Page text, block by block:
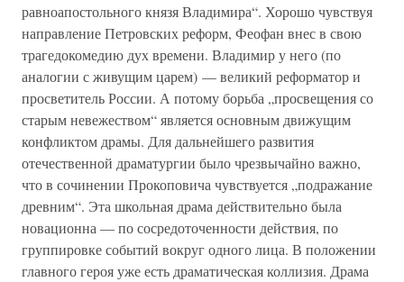
равноапостольного князя Владимира“. Хорошо чувствуя
направление Петровских реформ, Феофан внес в свою
трагедокомедию дух времени. Владимир у него (по
аналогии с живущим царем) — великий реформатор и
просветитель России. А потому борьба „просвещения со
старым невежеством“ является основным движущим
конфликтом драмы. Для дальнейшего развития
отечественной драматургии было чрезвычайно важно,
что в сочинении Прокоповича чувствуется „подражание
древним“. Эта школьная драма действительно была
новационна — по сосредоточенности действия, по
группировке событий вокруг одного лица. В положении
главного героя уже есть драматическая коллизия. Драма